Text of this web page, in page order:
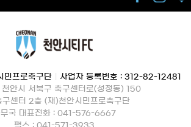
민프로축구단
사업자 등록번호 : 312-82-12481
천안시 서북구 축구센터로(성정동) 150
구센터 2층 (재)천안시민프로축구단
무국 대표전화 : 041-576-6667